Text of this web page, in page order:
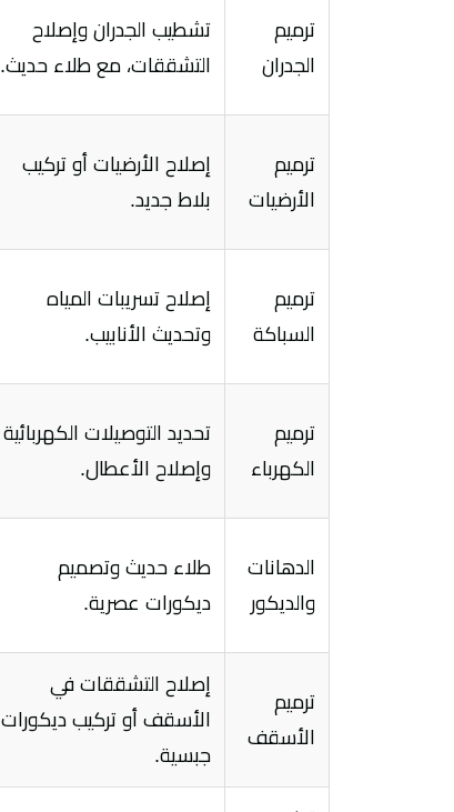
ترميم
الجدران
تشطيب الجدران وإصلاح
التشققات، مع طلاء حديث.
ترميم
الأرضيات
إصلاح الأرضيات أو تركيب
بلاط جديد.
ترميم
السباكة
إصلاح تسريبات المياه
وتحديث الأنابيب.
ترميم
الكهرباء
تحديد التوصيلات الكهربائية
وإصلاح الأعطال.
الدهانات
والديكور
طلاء حديث وتصميم
ديكورات عصرية.
ترميم
الأسقف
إصلاح التشققات في
الأسقف أو تركيب ديكورات
جبسية.